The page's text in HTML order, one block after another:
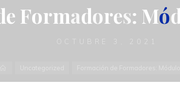
e Formadores: Mó
OCTUBRE 3, 2021